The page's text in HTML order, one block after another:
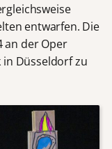
entwarfen. Die
an der Oper
Düsseldorf zu